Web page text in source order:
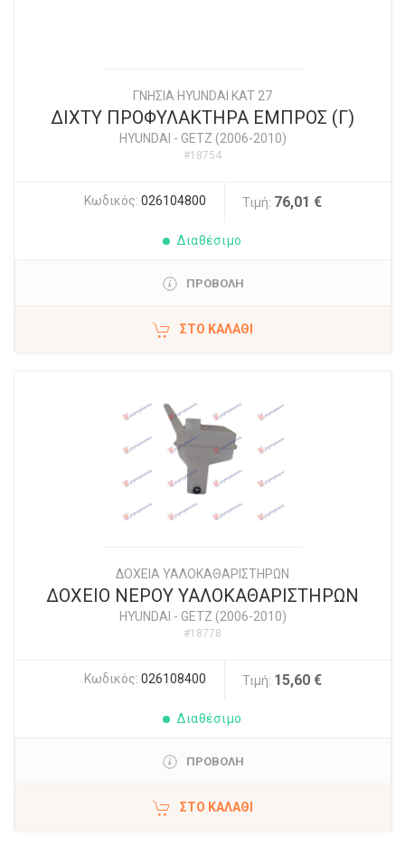
ΓΝΗΣΙΑ HYUNDAI KAT 27
ΔΙΧΤΥ ΠΡΟΦΥΛΑΚΤΗΡΑ ΕΜΠΡΟΣ (Γ)
HYUNDAI - GETZ (2006-2010)
#18754
Κωδικός: 026104800 Τιμή: 76,01 €
Διαθέσιμο
ΠΡΟΒΟΛΗ
ΣΤΟ ΚΑΛΆΘΙ
ΔΟΧΕΙΑ ΥΑΛΟΚΑΘΑΡΙΣΤΗΡΩΝ
ΔΟΧΕΙΟ ΝΕΡΟΥ ΥΑΛΟΚΑΘΑΡΙΣΤΗΡΩΝ
HYUNDAI - GETZ (2006-2010)
#18778
Κωδικός: 026108400 Τιμή: 15,60 €
Διαθέσιμο
ΠΡΟΒΟΛΗ
ΣΤΟ ΚΑΛΆΘΙ